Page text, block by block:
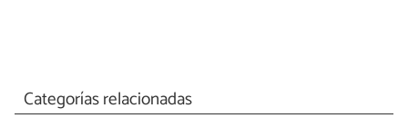
Categorías relacionadas